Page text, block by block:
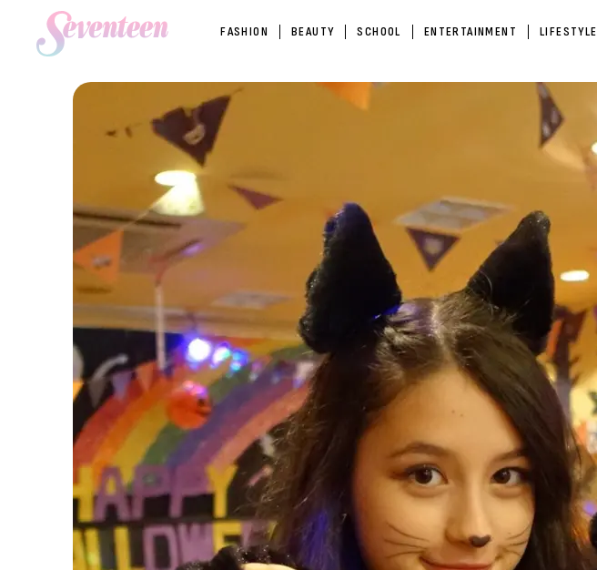
FASHION BEAUTY SCHOOL ENTERTAINMENT LIFESTYLE